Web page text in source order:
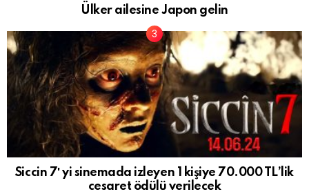
Ülker ailesine Japon gelin
Siccin 7′ yi sinemada izleyen 1 kişiye 70.000 TL’lik
cesaret ödülü verilecek